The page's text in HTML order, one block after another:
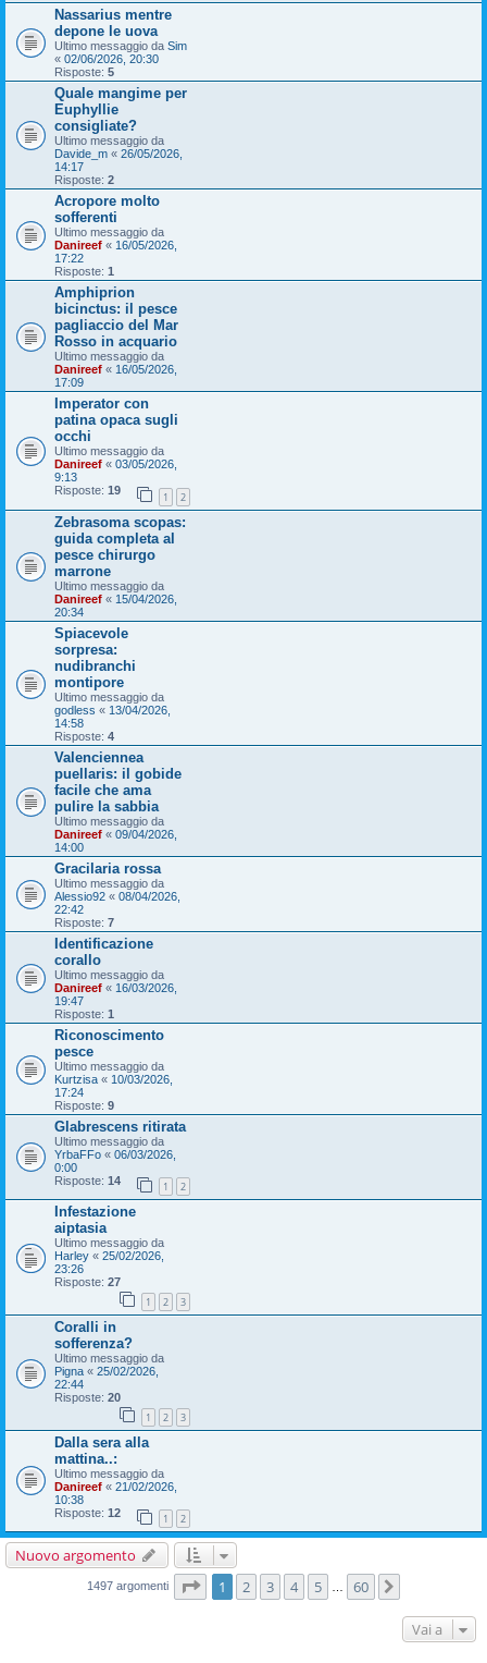
Nassarius mentre
depone le uova
Ultimo messaggio da Sim
« 02/06/2026, 20:30
Risposte: 5
Quale mangime per
Euphyllie
consigliate?
Ultimo messaggio da
Davide_m « 26/05/2026,
14:17
Risposte: 2
Acropore molto
sofferenti
Ultimo messaggio da
Danireef « 16/05/2026,
17:22
Risposte: 1
Amphiprion
bicinctus: il pesce
pagliaccio del Mar
Rosso in acquario
Ultimo messaggio da
Danireef « 16/05/2026,
17:09
Imperator con
patina opaca sugli
occhi
Ultimo messaggio da
Danireef « 03/05/2026,
9:13
Risposte: 19 1 2
Zebrasoma scopas:
guida completa al
pesce chirurgo
marrone
Ultimo messaggio da
Danireef « 15/04/2026,
20:34
Spiacevole
sorpresa:
nudibranchi
montipore
Ultimo messaggio da
godless « 13/04/2026,
14:58
Risposte: 4
Valenciennea
puellaris: il gobide
facile che ama
pulire la sabbia
Ultimo messaggio da
Danireef « 09/04/2026,
14:00
Gracilaria rossa
Ultimo messaggio da
Alessio92 « 08/04/2026,
22:42
Risposte: 7
Identificazione
corallo
Ultimo messaggio da
Danireef « 16/03/2026,
19:47
Risposte: 1
Riconoscimento
pesce
Ultimo messaggio da
Kurtzisa « 10/03/2026,
17:24
Risposte: 9
Glabrescens ritirata
Ultimo messaggio da
YrbaFFo « 06/03/2026,
0:00
Risposte: 14 1 2
Infestazione
aiptasia
Ultimo messaggio da
Harley « 25/02/2026,
23:26
Risposte: 27
1 2 3
Coralli in
sofferenza?
Ultimo messaggio da
Pigna « 25/02/2026,
22:44
Risposte: 20
1 2 3
Dalla sera alla
mattina..:
Ultimo messaggio da
Danireef « 21/02/2026,
10:38
Risposte: 12 1 2
Nuovo argomento
1497 argomenti Pagina1 di
1 2 3 4 5 60
Vai a